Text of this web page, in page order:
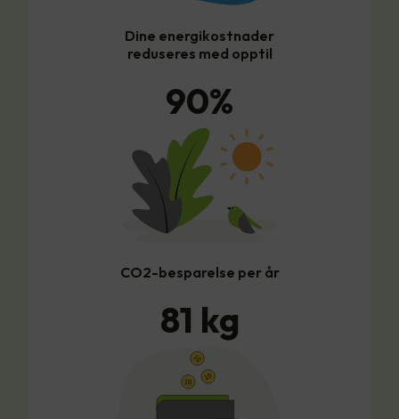
Dine energikostnader
reduseres med opptil
90%
CO2-besparelse per år
81 kg